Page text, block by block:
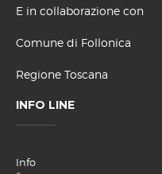
E in collaborazione con
Comune di Follonica
Regione Toscana
INFO LINE
Info